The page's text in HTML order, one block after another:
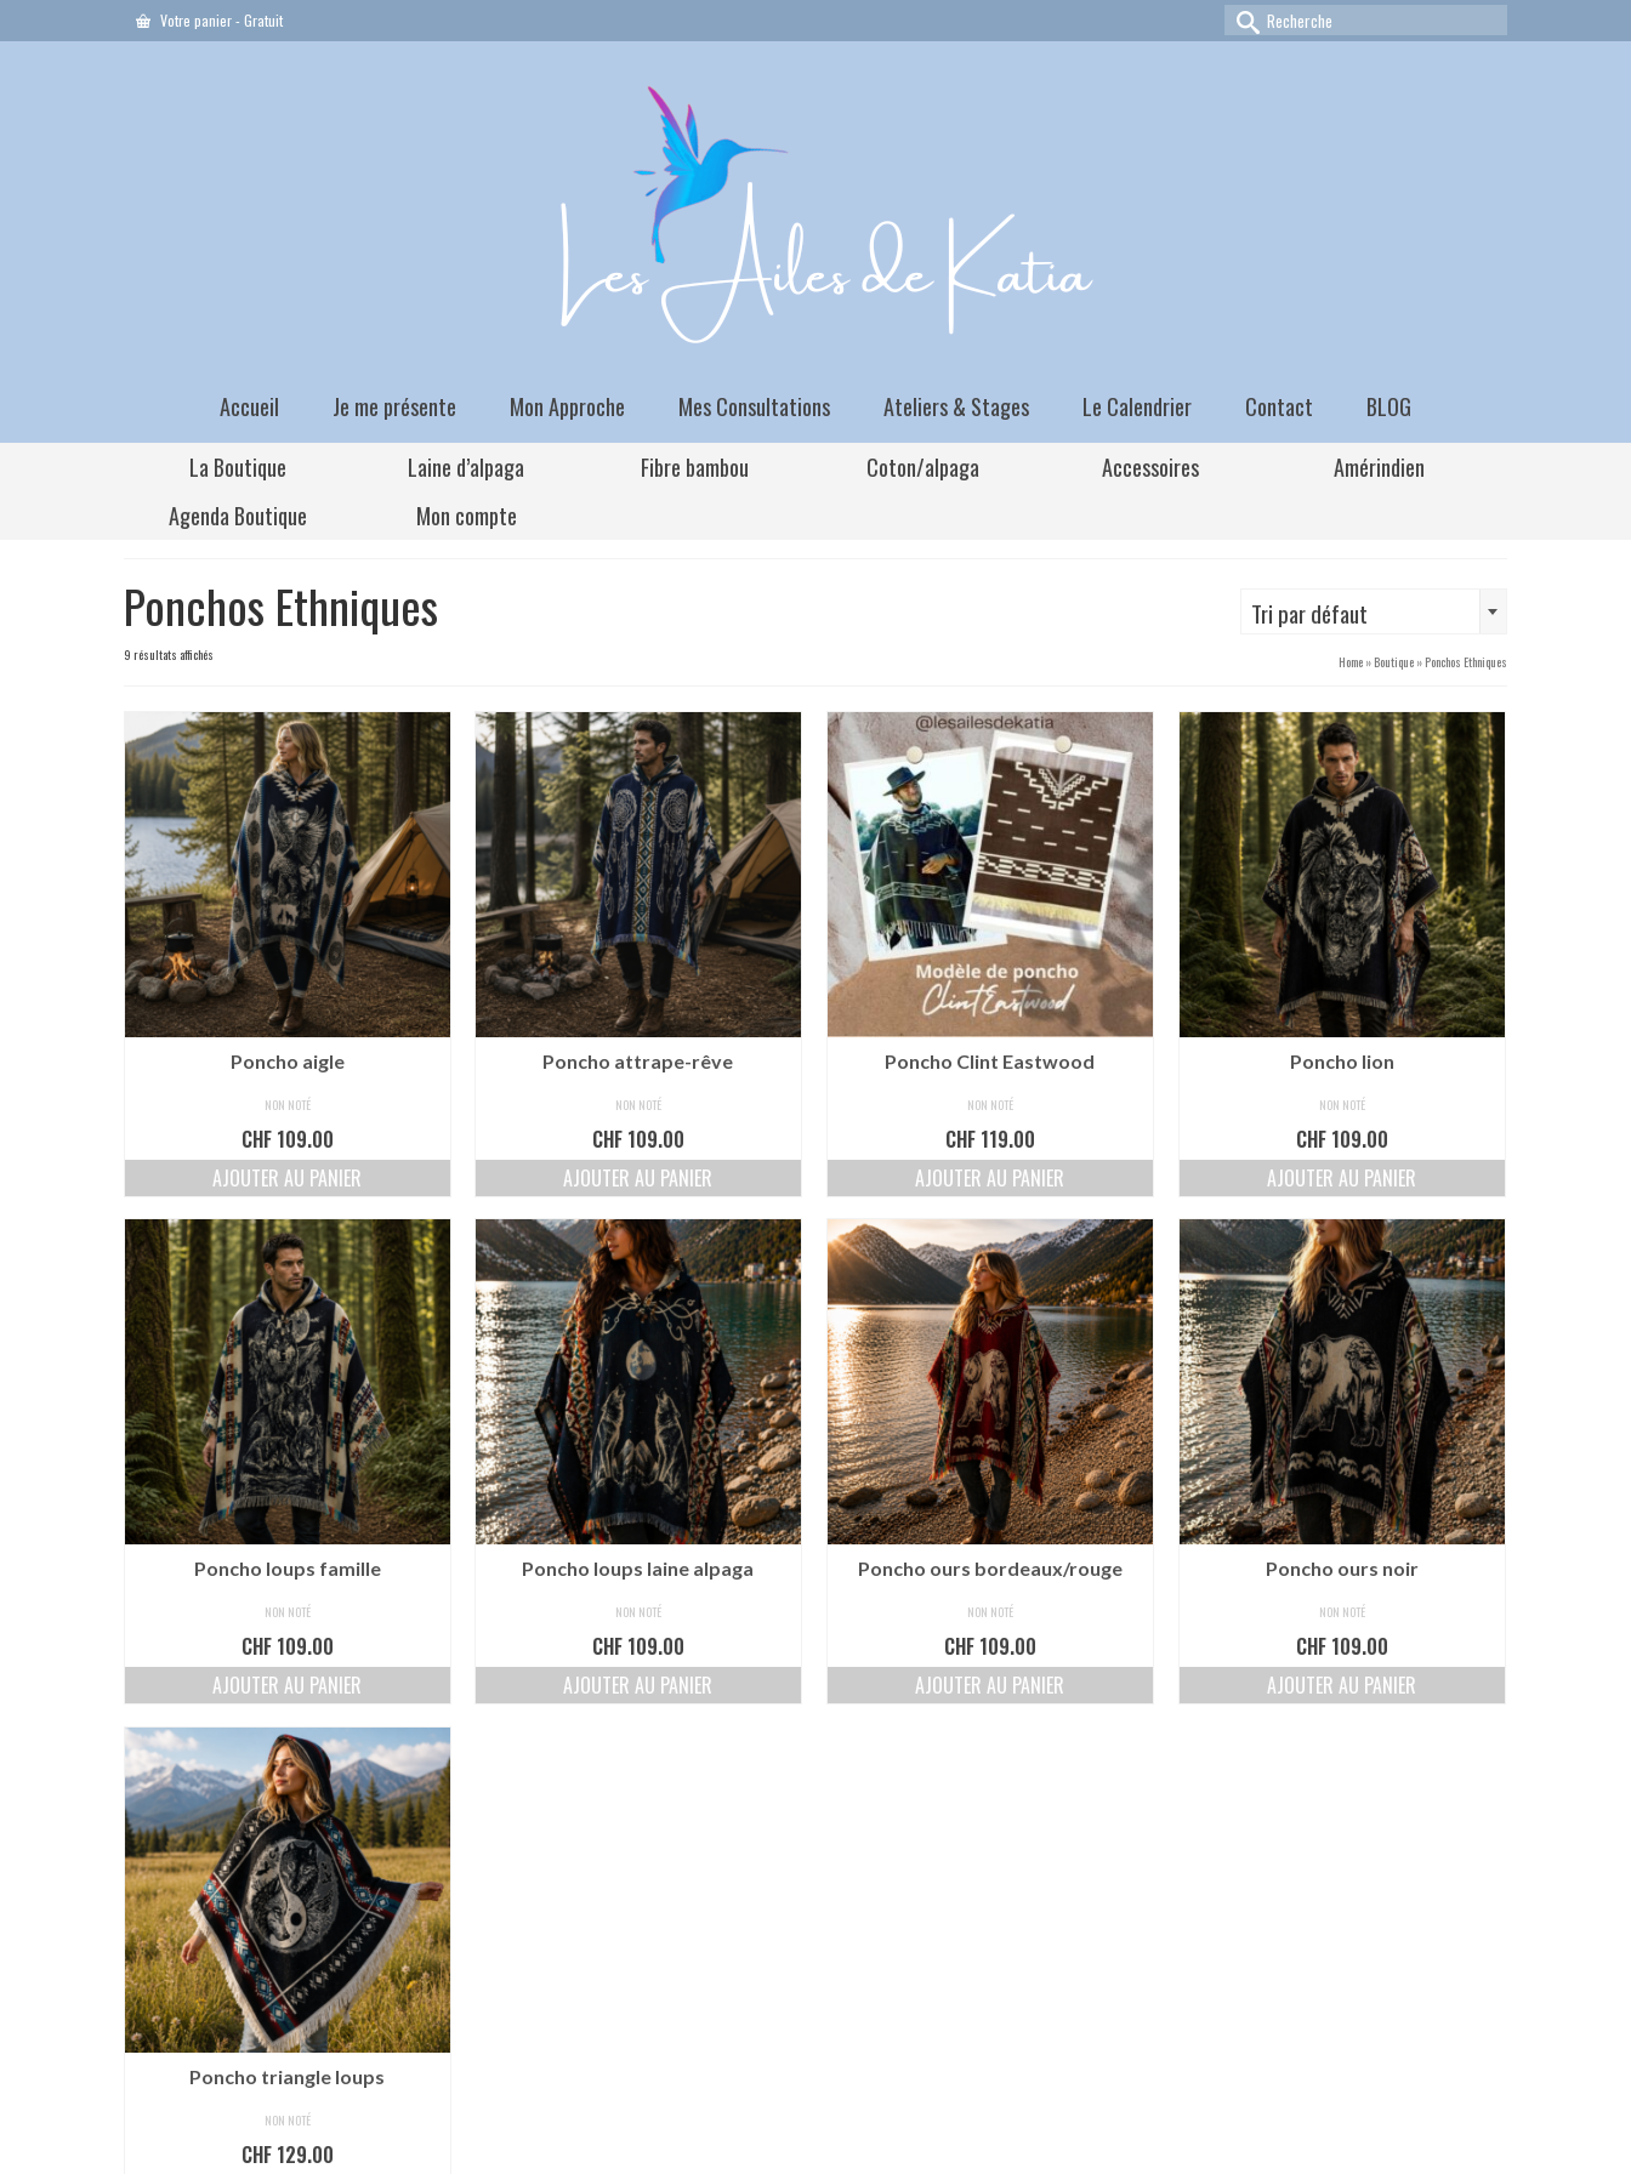
Votre panier- Gratuit Rechercher :
Accueil Je me présente Mon Approche Mes Consultations Ateliers & Stages Le Calendrier Contact
BLOG
La Boutique
Laine d’alpaga Fibre bambou Coton/alpaga Accessoires
Amérindien
Agenda Boutique
Mon compte
Ponchos Ethniques
9 résultats affichés
Tri par défaut
Home » Boutique » Ponchos Ethniques
Poncho aigle
NON NOTÉ
CHF109.00
AJOUTER AU PANIER
Poncho attrape-rêve
NON NOTÉ
CHF109.00
AJOUTER AU PANIER
Poncho Clint Eastwood
NON NOTÉ
CHF119.00
AJOUTER AU PANIER
Poncho lion
NON NOTÉ
CHF109.00
AJOUTER AU PANIER
Poncho loups famille
NON NOTÉ
CHF109.00
AJOUTER AU PANIER
Poncho loups laine alpaga
NON NOTÉ
CHF109.00
AJOUTER AU PANIER
Poncho ours bordeaux/rouge
NON NOTÉ
CHF109.00
AJOUTER AU PANIER
Poncho ours noir
NON NOTÉ
CHF109.00
AJOUTER AU PANIER
Poncho triangle loups
NON NOTÉ
CHF129.00